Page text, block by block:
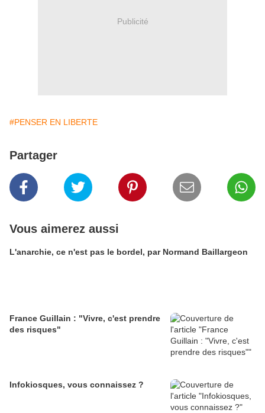
Publicité
#PENSER EN LIBERTE
Partager
Vous aimerez aussi
L'anarchie, ce n'est pas le bordel, par Normand Baillargeon
France Guillain : "Vivre, c'est prendre
des risques"
Infokiosques, vous connaissez ?